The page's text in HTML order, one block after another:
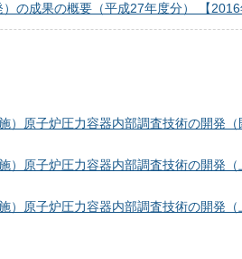
）の成果の概要（平成27年度分） 【
）原子炉圧力容器内部調査技術の開発
施）原子炉圧力容器内部調査技術の開発
施）原子炉圧力容器内部調査技術の開発